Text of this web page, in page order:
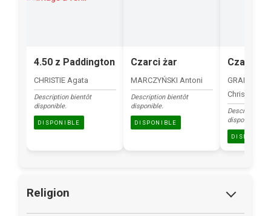
4.50 z Paddington
CHRISTIE Agata
Description bientôt
disponible.
DISPONIBLE
Czarci żar
MARCZYŃSKI Antoni
Description bientôt
disponible.
DISPONIBLE
Czarna
GRANGE
Christophe
Description
disponible.
Religion